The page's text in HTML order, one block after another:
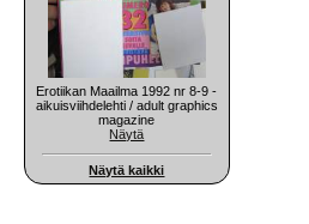
Erotiikan Maailma 1992 nr 8-9 -
aikuisviihdelehti / adult graphics
magazine
Näytä
Näytä kaikki